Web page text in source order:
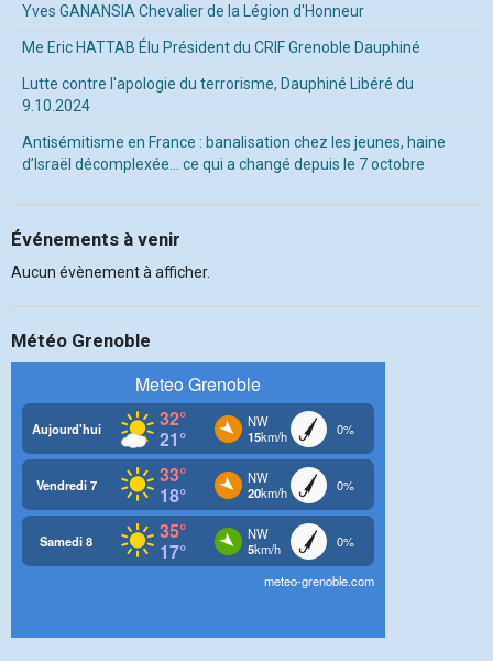
Yves GANANSIA Chevalier de la Légion d'Honneur
Me Eric HATTAB Élu Président du CRIF Grenoble Dauphiné
Lutte contre l'apologie du terrorisme, Dauphiné Libéré du
9.10.2024
Antisémitisme en France : banalisation chez les jeunes, haine
d’Israël décomplexée… ce qui a changé depuis le 7 octobre
Événements à venir
Aucun évènement à afficher.
Météo Grenoble